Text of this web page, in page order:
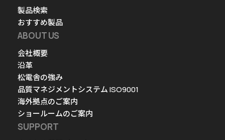
製品検索
おすすめ製品
ABOUT US
会社概要
沿革
松電舎の強み
品質マネジメントシステム ISO9001
海外拠点のご案内
ショールームのご案内
SUPPORT